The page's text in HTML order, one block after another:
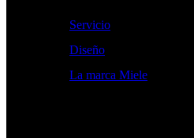
Servicio
Diseño
La marca Miele